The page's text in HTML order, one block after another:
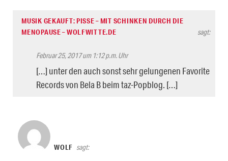
MUSIK GEKAUFT: PISSE – MIT SCHINKEN DURCH DIE
MENOPAUSE – WOLFWITTE.DE
sagt:
Februar 25, 2017 um 1:12 p.m. Uhr
[…] unter den auch sonst sehr gelungenen Favorite
Records von Bela B beim taz-Popblog. […]
WOLF sagt: